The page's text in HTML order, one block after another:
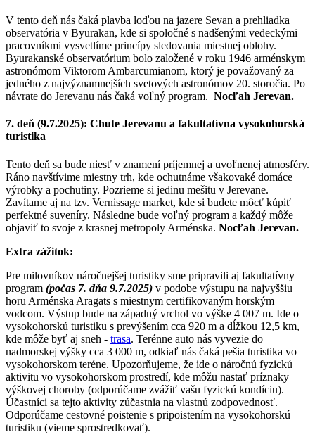
V tento deň nás čaká plavba loďou na jazere Sevan a prehliadka
observatória v Byurakan, kde si spoločné s nadšenými vedeckými
pracovníkmi vysvetlíme princípy sledovania miestnej oblohy.
Byurakanské observatórium bolo založené v roku 1946 arménskym
astronómom Viktorom Ambarcumianom, ktorý je považovaný za
jedného z najvýznamnejších svetových astronómov 20. storočia. Po
návrate do Jerevanu nás čaká voľný program. Nocľah Jerevan.
7. deň (9.7.2025): Chute Jerevanu a fakultatívna vysokohorská
turistika
Tento deň sa bude niesť v znamení príjemnej a uvoľnenej atmosféry.
Ráno navštívime miestny trh, kde ochutnáme všakovaké domáce
výrobky a pochutiny. Pozrieme si jedinu mešitu v Jerevane.
Zavítame aj na tzv. Vernissage market, kde si budete môcť kúpiť
perfektné suveníry. Následne bude voľný program a každý môže
objaviť to svoje z krasnej metropoly Arménska. Nocľah Jerevan.
Extra zážitok:
Pre milovníkov náročnejšej turistiky sme pripravili aj fakultatívny
program (počas 7. dňa 9.7.2025) v podobe výstupu na najvyššiu
horu Arménska Aragats s miestnym certifikovaným horským
vodcom. Výstup bude na západný vrchol vo výške 4 007 m. Ide o
vysokohorskú turistiku s prevýšením cca 920 m a dĺžkou 12,5 km,
kde môže byť aj sneh - trasa. Terénne auto nás vyvezie do
nadmorskej výšky cca 3 000 m, odkiaľ nás čaká pešia turistika vo
vysokohorskom teréne. Upozorňujeme, že ide o náročnú fyzickú
aktivitu vo vysokohorskom prostredí, kde môžu nastať príznaky
výškovej choroby (odporúčame zvážiť vašu fyzickú kondíciu).
Účastníci sa tejto aktivity zúčastnia na vlastnú zodpovednosť.
Odporúčame cestovné poistenie s pripoistením na vysokohorskú
turistiku (vieme sprostredkovať).